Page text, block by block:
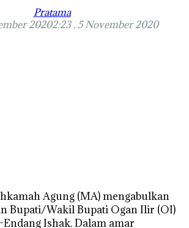
Pratama
20202:23 , 5 November 2020
Agung (MA) mengabulkan
Bupati/Wakil Bupati Ogan Ilir (OI)
Ishak. Dalam amar